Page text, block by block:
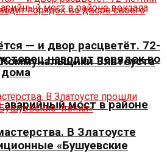
Златоуста
аварийный мост в районе
— и двор расцветёт. 72-
наводит порядок во
дома
В Златоусте
«Бушуевские